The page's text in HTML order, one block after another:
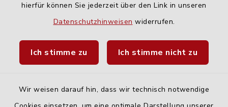
hierfür können Sie jederzeit über den Link in unseren
Datenschutzhinweisen widerrufen.
Ich stimme zu Ich stimme nicht zu
Wir weisen darauf hin, dass wir technisch notwendige
Quicklinks
Fahrplanauskunft DING